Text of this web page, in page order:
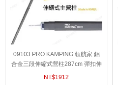
09103 PRO KAMPING 領航家 鋁
合金三段伸縮式營柱287cm 彈扣伸
縮營柱 鋁合金伸縮營柱伸縮鋁柱帳
NT$1912